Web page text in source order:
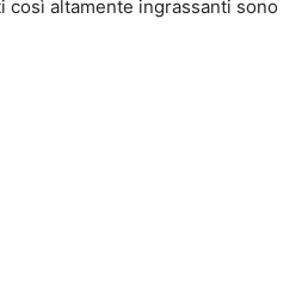
così altamente ingrassanti sono